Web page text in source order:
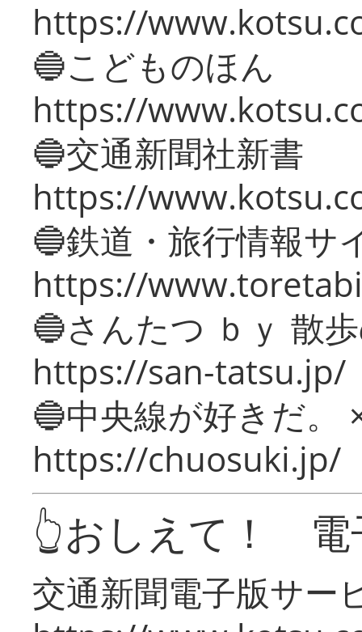
https://
🔵こどものほん
https://
🔵交通新聞社新書
https://
🔵鉄道・旅行情報サ
https://
🔵さんたつ ｂｙ 散
https://san-tatsu.jp/
🔵中央線が好きだ。
https://chuosuki.jp/
👆おしえて！ 電
交通新聞電子版サー